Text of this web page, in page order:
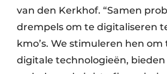
van den Kerkhof. “Samen
drempels om te digitaliseren
kmo’s. We stimuleren hen
digitale technologieën,